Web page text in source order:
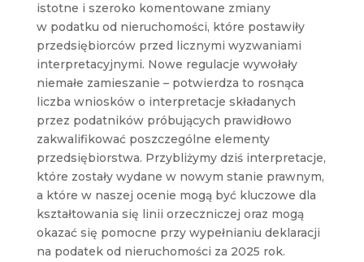
istotne i szeroko komentowane zmiany
w podatku od nieruchomości, które postawiły
przedsiębiorców przed licznymi wyzwaniami
interpretacyjnymi. Nowe regulacje wywołały
niemałe zamieszanie – potwierdza to rosnąca
liczba wniosków o interpretacje składanych
przez podatników próbujących prawidłowo
zakwalifikować poszczególne elementy
przedsiębiorstwa. Przybliżymy dziś interpretacje,
które zostały wydane w nowym stanie prawnym,
a które w naszej ocenie mogą być kluczowe dla
kształtowania się linii orzeczniczej oraz mogą
okazać się pomocne przy wypełnianiu deklaracji
na podatek od nieruchomości za 2025 rok.